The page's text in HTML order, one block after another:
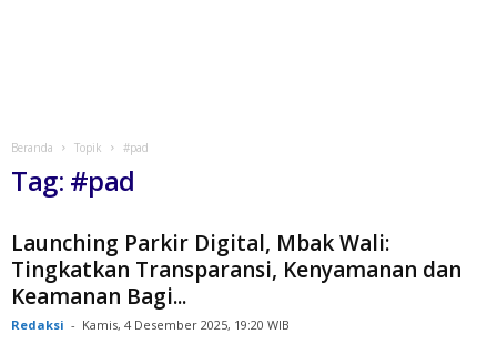
Beranda Topik #pad
Tag: #pad
Launching Parkir Digital, Mbak Wali:
Tingkatkan Transparansi, Kenyamanan dan
Keamanan Bagi...
Redaksi - Kamis, 4 Desember 2025, 19:20 WIB